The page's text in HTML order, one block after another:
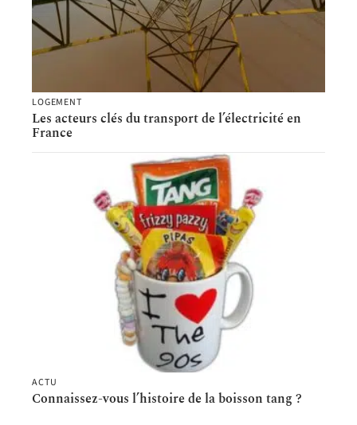
LOGEMENT
Les acteurs clés du transport de l’électricité en
France
ACTU
Connaissez-vous l’histoire de la boisson tang ?